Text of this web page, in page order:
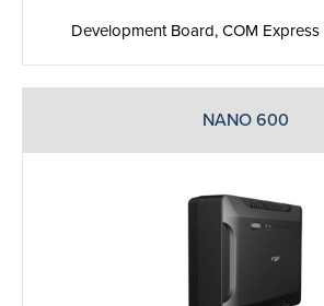
Development Board, COM Express
NANO 600